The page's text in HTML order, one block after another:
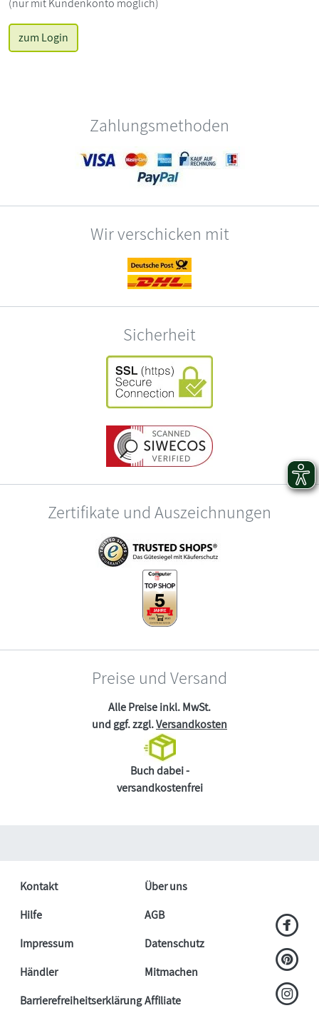
zum Login
Zahlungsmethoden
Wir verschicken mit
Sicherheit
Zertifikate und Auszeichnungen
Preise und Versand
Alle Preise inkl. MwSt.
und ggf. zzgl.Versandkosten
Buch dabei -
versandkostenfrei
Kontakt
Über uns
Hilfe
AGB
Impressum
Datenschutz
Händler
Mitmachen
BarrierefreiheitserklärungAffiliate